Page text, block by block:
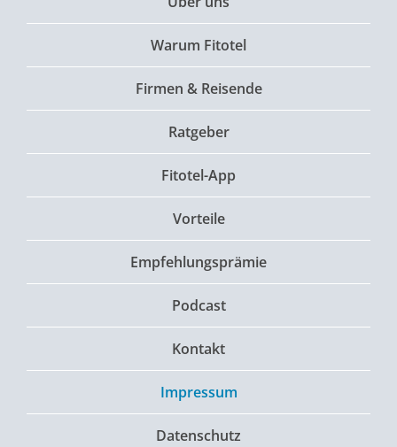
Warum Fitotel
Firmen & Reisende
Ratgeber
Fitotel-App
Vorteile
Empfehlungsprämie
Podcast
Kontakt
Impressum
Datenschutz